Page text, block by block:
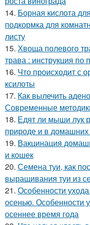
14. Борная кислота
подкормка для
листу
15. Хвоща полевого
трава : инструкция
16. Что происходит с
ксилоты
17. Как вылечить
Современные
18. Едят ли мыши лук
природе и в домашних
19. Вакцинация
и кошек
20. Семена туи, как
выращивания туи из
21. Особенности
осенью. Особенности
осеннее время года